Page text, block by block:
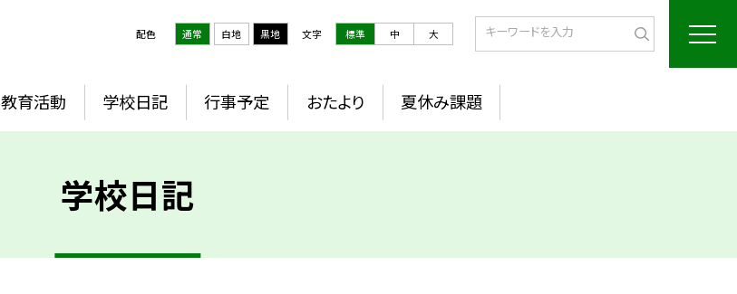
配色 通常 白地 黒地 文字 標準 中 大
教育活動 学校日記 行事予定 おたより 夏休み課題
学校日記